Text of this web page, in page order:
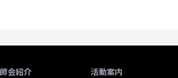
会紹介 活動案内